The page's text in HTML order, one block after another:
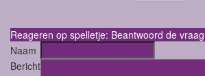
Reageren op spelletje: Beantwoord de vraag
Naam
Bericht